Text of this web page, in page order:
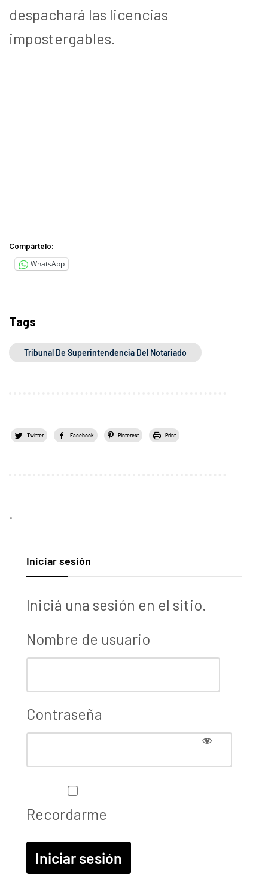
despachará las licencias
impostergables.
Compártelo:
WhatsApp
Tags
Tribunal De Superintendencia Del Notariado
Twitter Facebook Pinterest Print
.
Iniciar sesión
Iniciá una sesión en el sitio.
Nombre de usuario
Contraseña
Recordarme